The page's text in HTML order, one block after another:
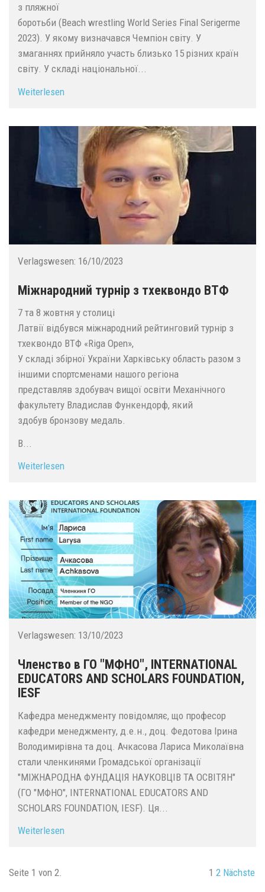
з пляжної
боротьби (Beach wrestling World Series Final Serigerme
2023). У якому визначався Чемпіон світу. У
змаганнях прийняло участь близько 15 різних країн
світу. У складі національної...
Weiterlesen
Verlagswesen: 16/10/2023
Міжнародний турнір з тхеквондо ВТФ
7 та 8 жовтня у столиці
Латвії відбувся міжнародний рейтинговий турнір з
тхеквондо ВТФ «Riga Open»,
У складі збірної України Харківську область разом з
іншими спортсменами нашого регіона
представляв здобувач вищої освіти Механічного
факультету Владислав Функендорф, який
здобув бронзову медаль.
В...
Weiterlesen
Verlagswesen: 13/10/2023
Членство в ГО "МФНО", INTERNATIONAL
EDUCATORS AND SCHOLARS FOUNDATION,
IESF
Кафедра менеджменту повідомляє, що професор
кафедри менеджменту, д.е.н., доц. Федотова Ірина
Володимирівна та доц. Ачкасова Лариса Миколаївна
стали членкинями Громадської організації
"МІЖНАРОДНА ФУНДАЦІЯ НАУКОВЦІВ ТА ОСВІТЯН"
(ГО "МФНО", INTERNATIONAL EDUCATORS AND
SCHOLARS FOUNDATION, IESF). Ця...
Weiterlesen
Seite 1 von 2. 1 2 Nächste